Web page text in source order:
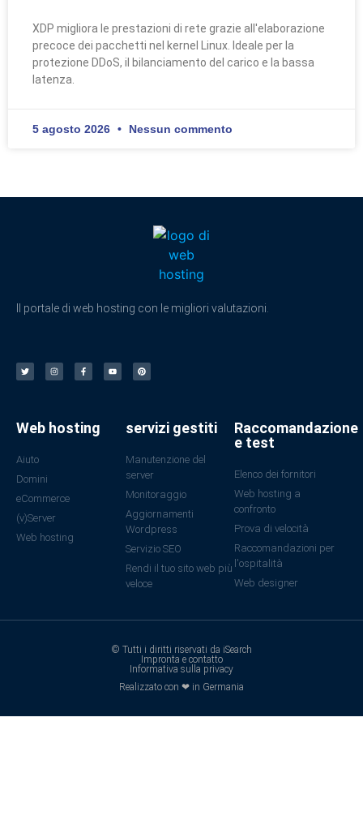
XDP migliora le prestazioni di rete grazie all'elaborazione
precoce dei pacchetti nel kernel Linux. Ideale per la
protezione DDoS, il bilanciamento del carico e la bassa
latenza.
5 agosto 2026 Nessun commento
Il portale di web hosting con le migliori valutazioni.
Web hosting
Aiuto
Domini
eCommerce
(v)Server
Web hosting
servizi gestiti
Manutenzione del
server
Monitoraggio
Aggiornamenti
Wordpress
Servizio SEO
Rendi il tuo sito web più
veloce
Raccomandazione
e test
Elenco dei fornitori
Web hosting a
confronto
Prova di velocità
Raccomandazioni per
l'ospitalità
Web designer
© Tutti i diritti riservati da iSearch
Impronta e contatto
Informativa sulla privacy
Realizzato con ❤ in Germania